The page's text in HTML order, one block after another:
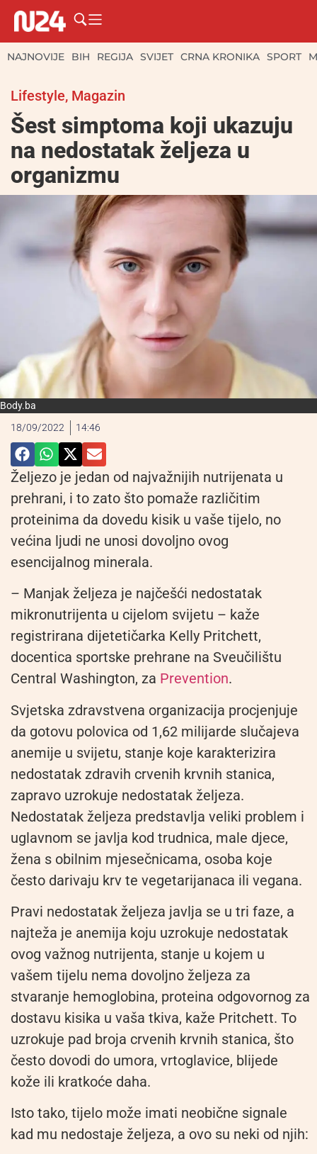
NAJNOVIJE BIH REGIJA SVIJET CRNA KRONIKA SPORT
Lifestyle, Magazin
Šest simptoma koji ukazuju
na nedostatak željeza u
organizmu
Body.ba
18/09/2022
14:46
Željezo je jedan od najvažnijih nutrijenata u
prehrani, i to zato što pomaže različitim
proteinima da dovedu kisik u vaše tijelo, no
većina ljudi ne unosi dovoljno ovog
esencijalnog minerala.
– Manjak željeza je najčešći nedostatak
mikronutrijenta u cijelom svijetu – kaže
registrirana dijetetičarka Kelly Pritchett,
docentica sportske prehrane na Sveučilištu
Central Washington, za Prevention.
Svjetska zdravstvena organizacija procjenjuje
da gotovu polovica od 1,62 milijarde slučajeva
anemije u svijetu, stanje koje karakterizira
nedostatak zdravih crvenih krvnih stanica,
zapravo uzrokuje nedostatak željeza.
Nedostatak željeza predstavlja veliki problem i
uglavnom se javlja kod trudnica, male djece,
žena s obilnim mjesečnicama, osoba koje
često darivaju krv te vegetarijanaca ili vegana.
Pravi nedostatak željeza javlja se u tri faze, a
najteža je anemija koju uzrokuje nedostatak
ovog važnog nutrijenta, stanje u kojem u
vašem tijelu nema dovoljno željeza za
stvaranje hemoglobina, proteina odgovornog za
dostavu kisika u vaša tkiva, kaže Pritchett. To
uzrokuje pad broja crvenih krvnih stanica, što
često dovodi do umora, vrtoglavice, blijede
kože ili kratkoće daha.
Isto tako, tijelo može imati neobične signale
kad mu nedostaje željeza, a ovo su neki od njih: